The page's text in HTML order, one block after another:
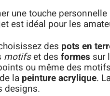
une touche
est idéal pour les
des pots en
motifset des formes sur
ou même des
la peinture acrylique.
designs.